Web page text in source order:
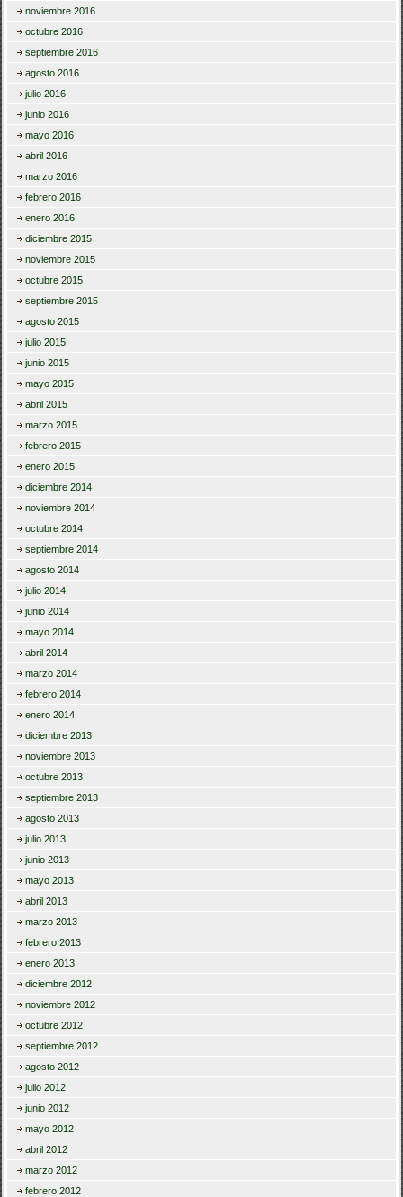
noviembre 2016
octubre 2016
septiembre 2016
agosto 2016
julio 2016
junio 2016
mayo 2016
abril 2016
marzo 2016
febrero 2016
enero 2016
diciembre 2015
noviembre 2015
octubre 2015
septiembre 2015
agosto 2015
julio 2015
junio 2015
mayo 2015
abril 2015
marzo 2015
febrero 2015
enero 2015
diciembre 2014
noviembre 2014
octubre 2014
septiembre 2014
agosto 2014
julio 2014
junio 2014
mayo 2014
abril 2014
marzo 2014
febrero 2014
enero 2014
diciembre 2013
noviembre 2013
octubre 2013
septiembre 2013
agosto 2013
julio 2013
junio 2013
mayo 2013
abril 2013
marzo 2013
febrero 2013
enero 2013
diciembre 2012
noviembre 2012
octubre 2012
septiembre 2012
agosto 2012
julio 2012
junio 2012
mayo 2012
abril 2012
marzo 2012
febrero 2012